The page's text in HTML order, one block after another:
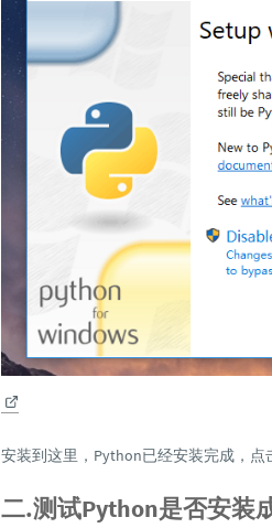
安装到这里，Python已经安装完成，点
二.测试Python是否安装